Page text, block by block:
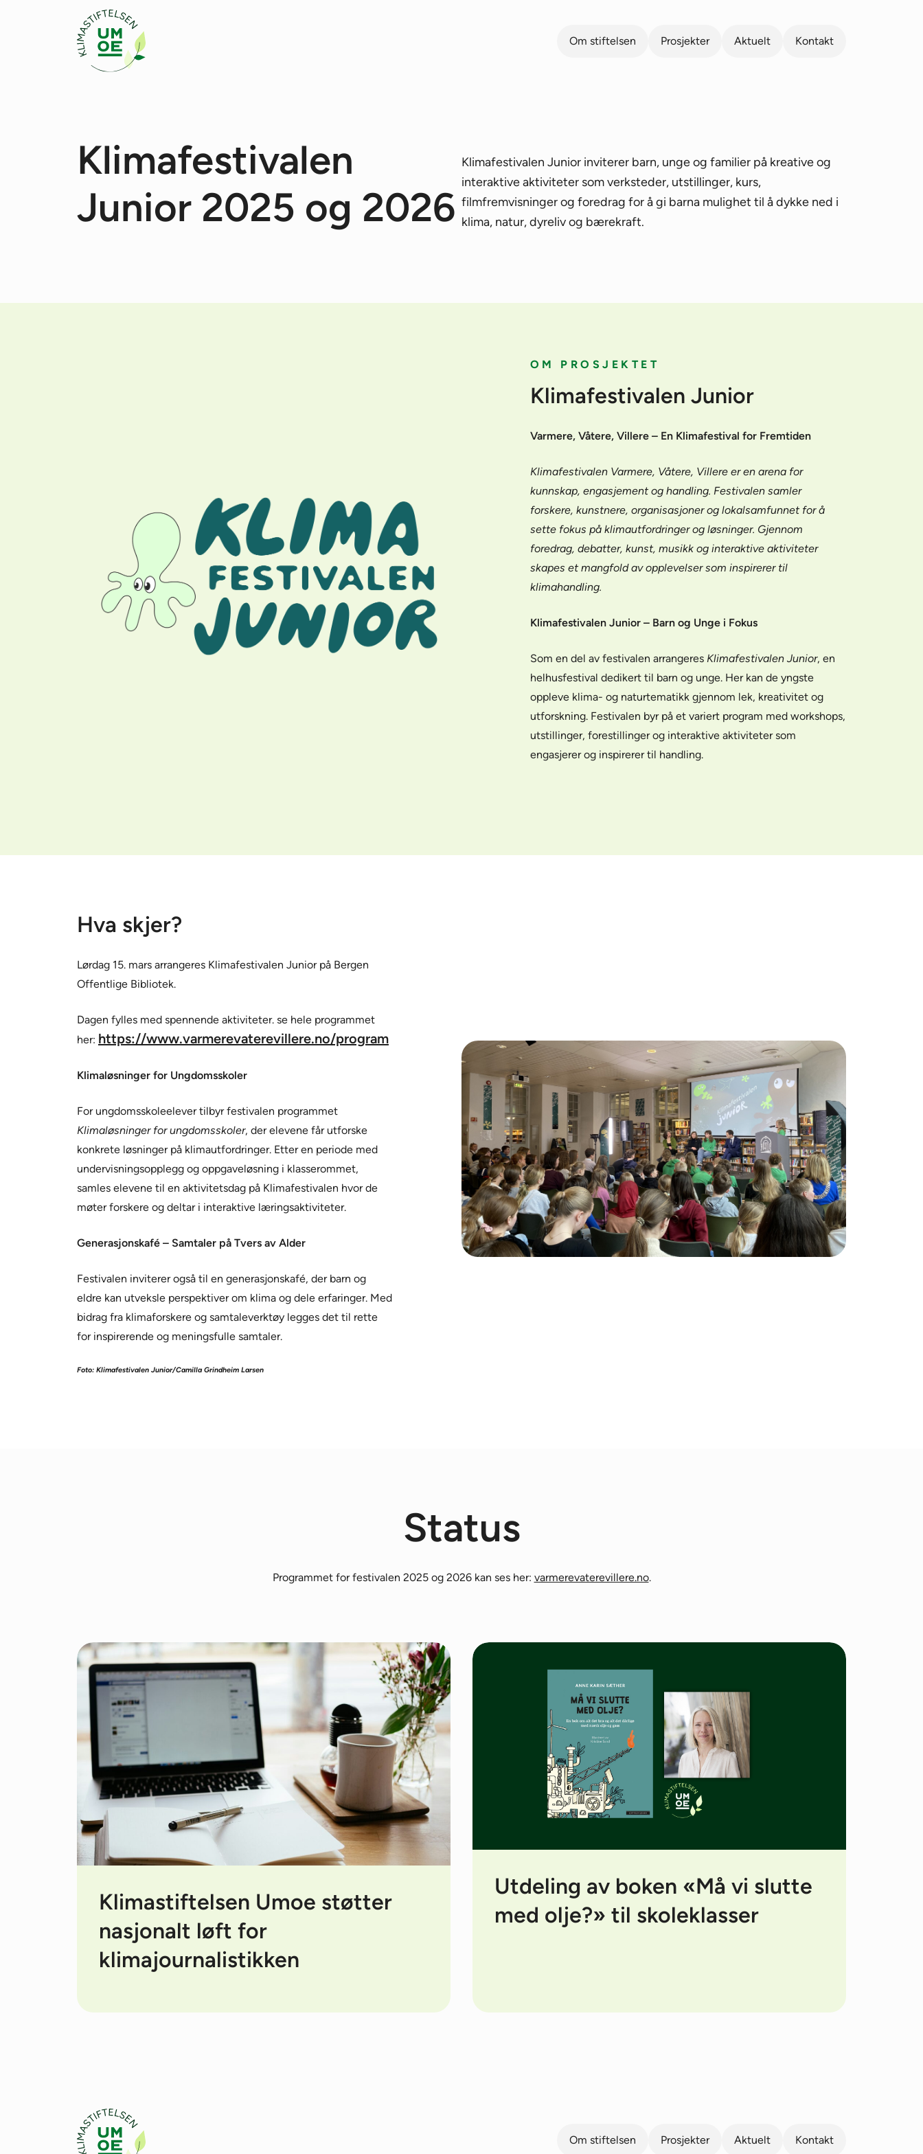
Om stiftelsen Prosjekter Aktuelt Kontakt
Klimafestivalen
Junior 2025 og 2026
Klimafestivalen Junior inviterer barn, unge og familier på kreative og
interaktive aktiviteter som verksteder, utstillinger, kurs,
filmfremvisninger og foredrag for å gi barna mulighet til å dykke ned i
klima, natur, dyreliv og bærekraft.
OM PROSJEKTET
Klimafestivalen Junior
Varmere, Våtere, Villere – En Klimafestival for Fremtiden
Klimafestivalen Varmere, Våtere, Villere er en arena for
kunnskap, engasjement og handling. Festivalen samler
forskere, kunstnere, organisasjoner og lokalsamfunnet for å
sette fokus på klimautfordringer og løsninger. Gjennom
foredrag, debatter, kunst, musikk og interaktive aktiviteter
skapes et mangfold av opplevelser som inspirerer til
klimahandling.
Klimafestivalen Junior – Barn og Unge i Fokus
Som en del av festivalen arrangeres Klimafestivalen Junior, en
helhusfestival dedikert til barn og unge. Her kan de yngste
oppleve klima- og naturtematikk gjennom lek, kreativitet og
utforskning. Festivalen byr på et variert program med workshops,
utstillinger, forestillinger og interaktive aktiviteter som
engasjerer og inspirerer til handling.
Hva skjer?
Lørdag 15. mars arrangeres Klimafestivalen Junior på Bergen
Offentlige Bibliotek.
Dagen fylles med spennende aktiviteter. se hele programmet
her: https://www.varmerevaterevillere.no/program
Klimaløsninger for Ungdomsskoler
For ungdomsskoleelever tilbyr festivalen programmet
Klimaløsninger for ungdomsskoler, der elevene får utforske
konkrete løsninger på klimautfordringer. Etter en periode med
undervisningsopplegg og oppgaveløsning i klasserommet,
samles elevene til en aktivitetsdag på Klimafestivalen hvor de
møter forskere og deltar i interaktive læringsaktiviteter.
Generasjonskafé – Samtaler på Tvers av Alder
Festivalen inviterer også til en generasjonskafé, der barn og
eldre kan utveksle perspektiver om klima og dele erfaringer. Med
bidrag fra klimaforskere og samtaleverktøy legges det til rette
for inspirerende og meningsfulle samtaler.
Foto: Klimafestivalen Junior/Camilla Grindheim Larsen
Status
Programmet for festivalen 2025 og 2026 kan ses her: varmerevaterevillere.no.
Klimastiftelsen Umoe støtter
nasjonalt løft for
klimajournalistikken
Utdeling av boken «Må vi slutte
med olje?» til skoleklasser
Om stiftelsen Prosjekter Aktuelt Kontakt